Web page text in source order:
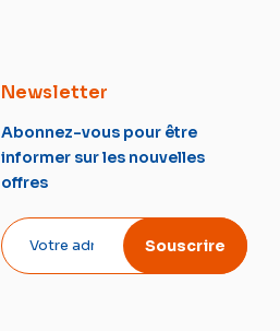
Newsletter
Abonnez-vous pour être
informer sur les nouvelles
offres
Souscrire